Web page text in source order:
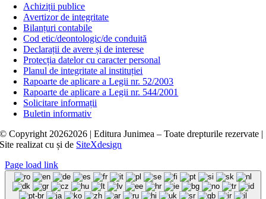
Achiziții publice
Avertizor de integritate
Bilanțuri contabile
Cod etic/deontologic/de conduită
Declarații de avere și de interese
Protecția datelor cu caracter personal
Planul de integritate al instituției
Rapoarte de aplicare a Legii nr. 52/2003
Rapoarte de aplicare a Legii nr. 544/2001
Solicitare informații
Buletin informativ
© Copyright 20262026 | Editura Junimea – Toate drepturile rezervate |
Site realizat cușide SiteXdesign
Page load link